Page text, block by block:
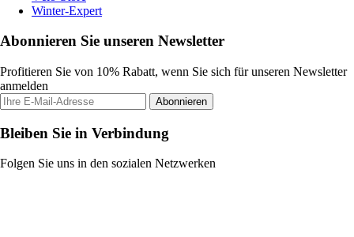
Winter-Expert
Abonnieren Sie unseren Newsletter
Profitieren Sie von 10% Rabatt, wenn Sie sich für unseren Newsletter
anmelden
Abonnieren
Bleiben Sie in Verbindung
Folgen Sie uns in den sozialen Netzwerken